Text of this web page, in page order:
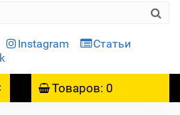
Instagram
Статьи
Товаров: 0